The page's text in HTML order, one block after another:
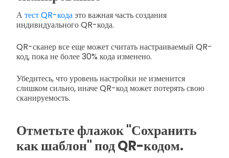
Атест QR-кодаэто важная часть создания
индивидуального QR-кода.
QR-сканер все еще может считать настраиваемый QR-
код, пока не более 30% кода изменено.
Убедитесь, что уровень настройки не изменится
слишком сильно, иначе QR-код может потерять свою
сканируемость.
Отметьте флажок "Сохранить
как шаблон" под QR-кодом.